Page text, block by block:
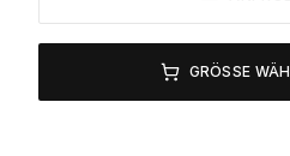
GRÖSSE